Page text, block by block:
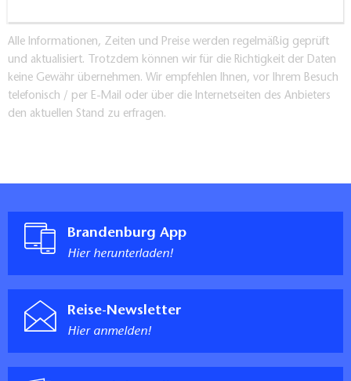
Alle Informationen, Zeiten und Preise werden regelmäßig geprüft
und aktualisiert. Trotzdem können wir für die Richtigkeit der Daten
keine Gewähr übernehmen. Wir empfehlen Ihnen, vor Ihrem Besuch
telefonisch / per E-Mail oder über die Internetseiten des Anbieters
den aktuellen Stand zu erfragen.
Brandenburg App
Hier herunterladen!
Reise-Newsletter
Hier anmelden!